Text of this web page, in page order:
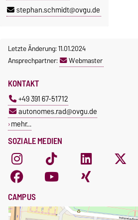
stephan.schmidt@ovgu.de
Letzte Änderung: 11.01.2024
Ansprechpartner:
Webmaster
SOZIALE MEDIEN
KONTAKT
+49 391 67-51712
autonomes.rad@ovgu.de
mehr…
CAMPUS